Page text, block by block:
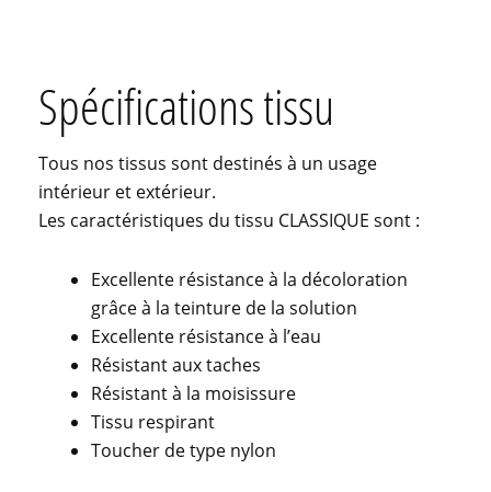
Spécifications tissu
Tous nos tissus sont destinés à un usage
intérieur et extérieur.
Les caractéristiques du tissu CLASSIQUE sont :
Excellente résistance à la décoloration
grâce à la teinture de la solution
Excellente résistance à l’eau
Résistant aux taches
Résistant à la moisissure
Tissu respirant
Toucher de type nylon